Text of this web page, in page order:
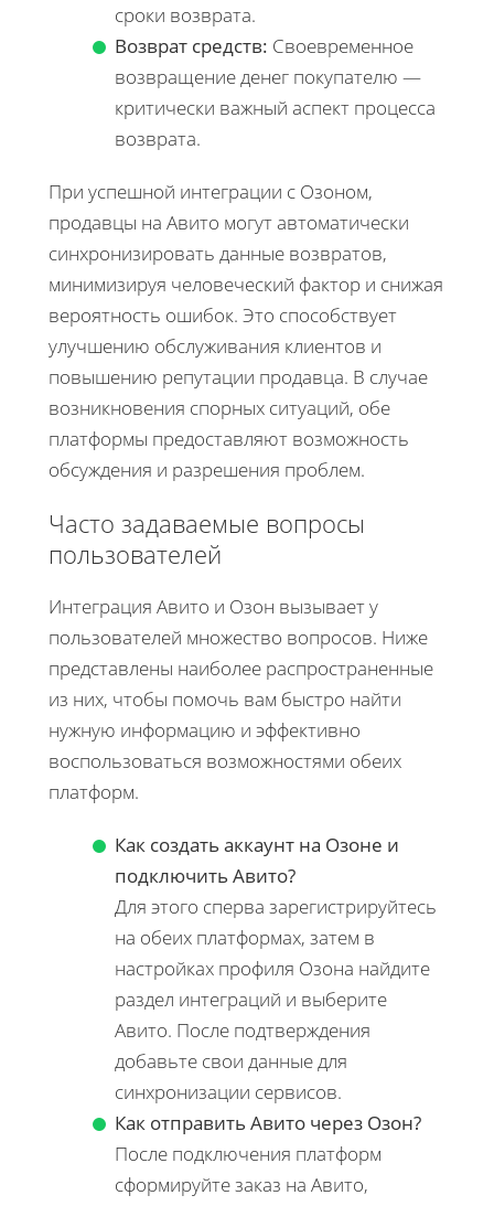
сроки возврата.
Возврат средств: Своевременное
возвращение денег покупателю —
критически важный аспект процесса
возврата.
При успешной интеграции с Озоном,
продавцы на Авито могут автоматически
синхронизировать данные возвратов,
минимизируя человеческий фактор и снижая
вероятность ошибок. Это способствует
улучшению обслуживания клиентов и
повышению репутации продавца. В случае
возникновения спорных ситуаций, обе
платформы предоставляют возможность
обсуждения и разрешения проблем.
Часто задаваемые вопросы
пользователей
Интеграция Авито и Озон вызывает у
пользователей множество вопросов. Ниже
представлены наиболее распространенные
из них, чтобы помочь вам быстро найти
нужную информацию и эффективно
воспользоваться возможностями обеих
платформ.
Как создать аккаунт на Озоне и
подключить Авито?
Для этого сперва зарегистрируйтесь
на обеих платформах, затем в
настройках профиля Озона найдите
раздел интеграций и выберите
Авито. После подтверждения
добавьте свои данные для
синхронизации сервисов.
Как отправить Авито через Озон?
После подключения платформ
сформируйте заказ на Авито,